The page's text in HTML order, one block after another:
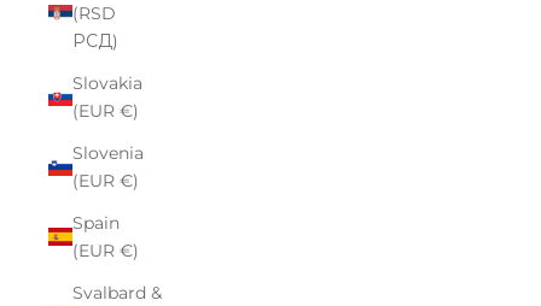
(RSD
РСД)
Slovakia
(EUR €)
Slovenia
(EUR €)
Spain
(EUR €)
Svalbard &